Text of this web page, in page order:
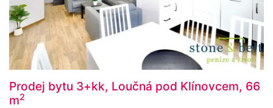
Prodej bytu 3+kk, Loučná pod Klínovcem, 66
m2